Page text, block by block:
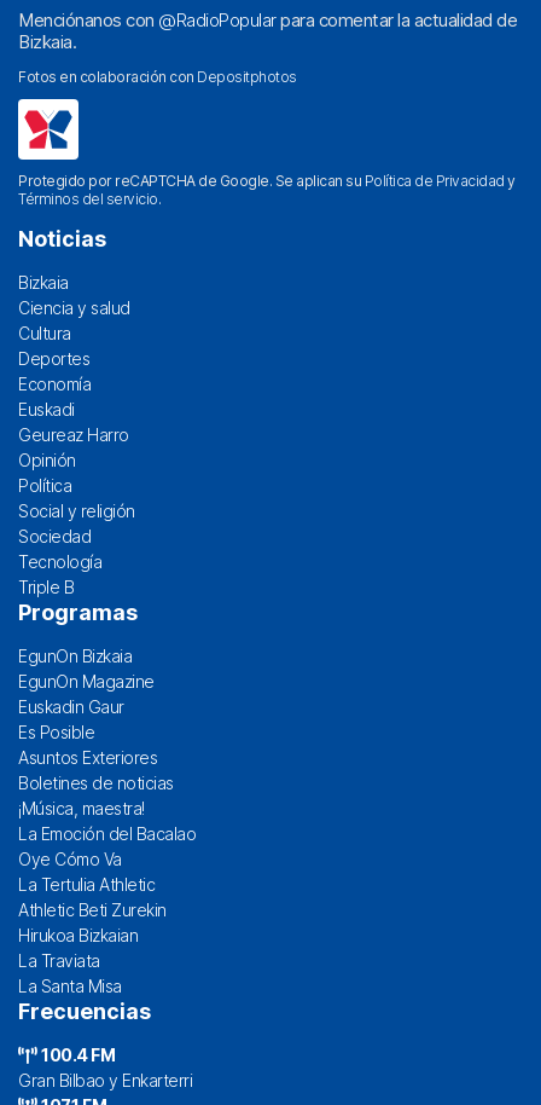
Menciónanos con @RadioPopularpara comentar la actualidad de
Bizkaia.
Fotos en colaboración con Depositphotos
Protegido por reCAPTCHA de Google. Se aplican su Política de Privacidad y
Términos del servicio.
Noticias
Bizkaia
Ciencia y salud
Cultura
Deportes
Economía
Euskadi
Geureaz Harro
Opinión
Política
Social y religión
Sociedad
Tecnología
Triple B
Programas
EgunOn Bizkaia
EgunOn Magazine
Euskadin Gaur
Es Posible
Asuntos Exteriores
Boletines de noticias
¡Música, maestra!
La Emoción del Bacalao
Oye Cómo Va
La Tertulia Athletic
Athletic Beti Zurekin
Hirukoa Bizkaian
La Traviata
La Santa Misa
Frecuencias
100.4 FM
Gran Bilbao y Enkarterri